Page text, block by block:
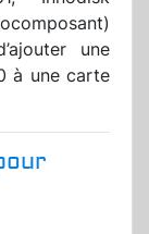
une
à une carte